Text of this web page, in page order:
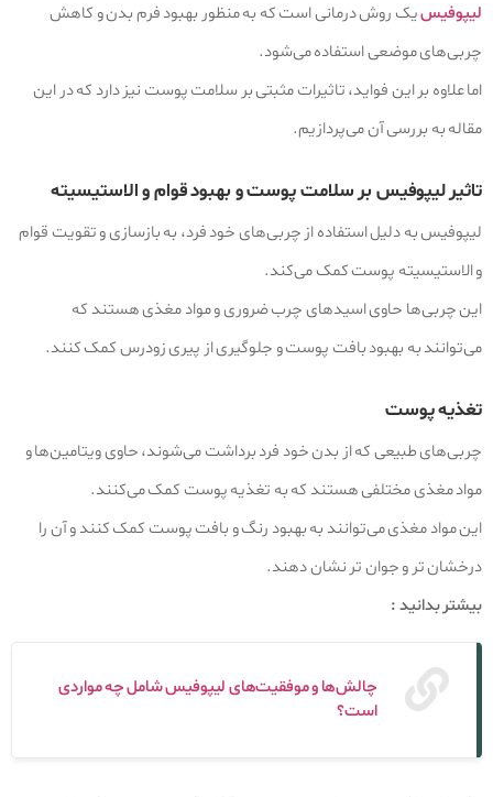
لیپوفیسیک روش درمانی است که به منظور بهبود فرم بدن و کاهش
چربی‌های موضعی استفاده می‌شود.
اما علاوه بر این فواید، تاثیرات مثبتی بر سلامت پوست نیز دارد که در این
مقاله به بررسی آن می‌پردازیم.
تاثیر لیپوفیس بر سلامت پوست و بهبود قوام و الاستیسیته
لیپوفیس به دلیل استفاده از چربی‌های خود فرد، به بازسازی و تقویت قوام
و الاستیسیته پوست کمک می‌کند.
این چربی‌ها حاوی اسیدهای چرب ضروری و مواد مغذی هستند که
می‌توانند به بهبود بافت پوست و جلوگیری از پیری زودرس کمک کنند.
تغذیه پوست
چربی‌های طبیعی که از بدن خود فرد برداشت می‌شوند، حاوی ویتامین‌ها و
مواد مغذی مختلفی هستند که به تغذیه پوست کمک می‌کنند.
این مواد مغذی می‌توانند به بهبود رنگ و بافت پوست کمک کنند و آن را
درخشان‌ تر و جوان‌ تر نشان دهند.
بیشتر بدانید :
چالش‌ها و موفقیت‌های لیپوفیس شامل چه مواردی
است؟